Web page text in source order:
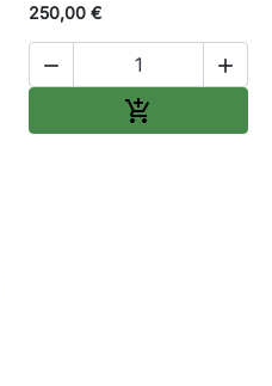
250,00 €
 
